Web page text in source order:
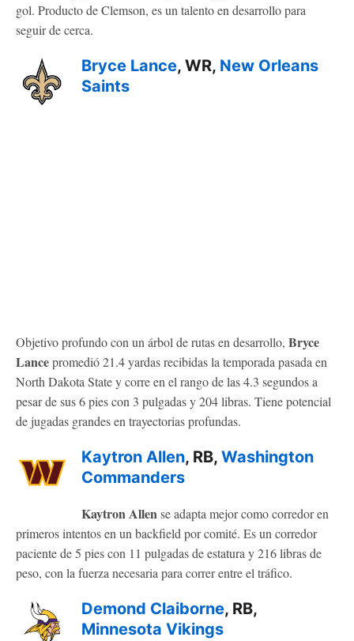
gol. Producto de Clemson, es un talento en desarrollo para
seguir de cerca.
Bryce Lance, WR, New Orleans
Saints
Objetivo profundo con un árbol de rutas en desarrollo, Bryce
Lancepromedió 21.4 yardas recibidas la temporada pasada en
North Dakota State y corre en el rango de las 4.3 segundos a
pesar de sus 6 pies con 3 pulgadas y 204 libras. Tiene potencial
de jugadas grandes en trayectorias profundas.
Kaytron Allen, RB, Washington
Commanders
Kaytron Allense adapta mejor como corredor en
primeros intentos en un backfield por comité. Es un corredor
paciente de 5 pies con 11 pulgadas de estatura y 216 libras de
peso, con la fuerza necesaria para correr entre el tráfico.
Demond Claiborne, RB,
Minnesota Vikings